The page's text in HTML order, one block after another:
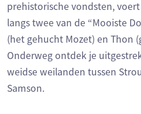
prehistorische vondsten,
langs twee van de “Mooiste
(het gehucht Mozet) en Thon
Onderweg ontdek je
weidse weilanden tussen
Samson.